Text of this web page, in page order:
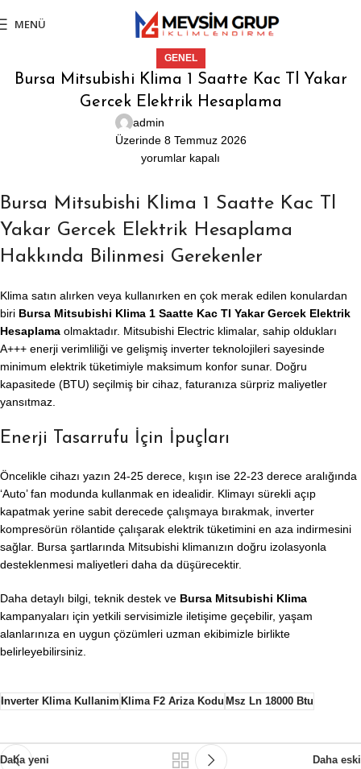
MENÜ
GENEL
Bursa Mitsubishi Klima 1 Saatte Kac Tl Yakar
Gercek Elektrik Hesaplama
admin
Üzerinde 8 Temmuz 2026
yorumlar kapalı
Bursa Mitsubishi Klima 1 Saatte Kac Tl
Yakar Gercek Elektrik Hesaplama
Hakkında Bilinmesi Gerekenler
Klima satın alırken veya kullanırken en çok merak edilen konulardan
biri Bursa Mitsubishi Klima 1 Saatte Kac Tl Yakar Gercek Elektrik
Hesaplama olmaktadır. Mitsubishi Electric klimalar, sahip oldukları
A+++ enerji verimliliği ve gelişmiş inverter teknolojileri sayesinde
minimum elektrik tüketimiyle maksimum konfor sunar. Doğru
kapasitede (BTU) seçilmiş bir cihaz, faturanıza sürpriz maliyetler
yansıtmaz.
Enerji Tasarrufu İçin İpuçları
Öncelikle cihazı yazın 24-25 derece, kışın ise 22-23 derece aralığında
‘Auto’ fan modunda kullanmak en idealidir. Klimayı sürekli açıp
kapatmak yerine sabit derecede çalışmaya bırakmak, inverter
kompresörün rölantide çalışarak elektrik tüketimini en aza indirmesini
sağlar. Bursa şartlarında Mitsubishi klimanızın doğru izolasyonla
desteklenmesi maliyetleri daha da düşürecektir.
Daha detaylı bilgi, teknik destek ve Bursa Mitsubishi Klima
kampanyaları için yetkili servisimizle iletişime geçebilir, yaşam
alanlarınıza en uygun çözümleri uzman ekibimizle birlikte
belirleyebilirsiniz.
Inverter Klima Kullanim Klima F2 Ariza Kodu Msz Ln 18000 Btu
Daha yeni Daha eski